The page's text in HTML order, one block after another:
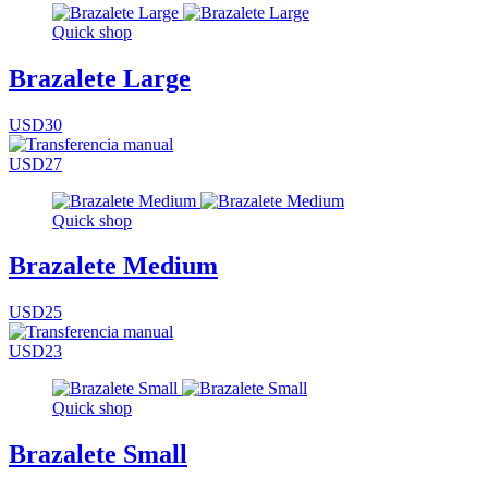
Quick shop
Brazalete Large
USD30
USD27
Quick shop
Brazalete Medium
USD25
USD23
Quick shop
Brazalete Small